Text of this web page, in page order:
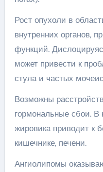
Рост опухоли в
внутренних органов,
функций.
может привести к
стула и частых
Возможны
гормональные сбои. В
жировика приводит к
кишечнике, печени.
Ангиолипомы